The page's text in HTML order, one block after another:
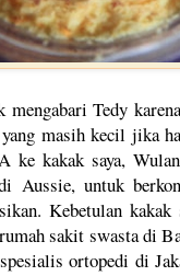
mengabari Tedy
yang masih kecil jika
ke kakak saya, Wulan
Aussie, untuk b
. Kebetulankakak
sakit swasta di B
spesialis ortopedi di Ja